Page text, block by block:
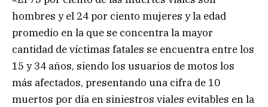
hombres y el 24 por ciento mujeres y la edad
promedio en la que se concentra la mayor
cantidad de víctimas fatales se encuentra entre los
15 y 34 años, siendo los usuarios de motos los
más afectados, presentando una cifra de 10
muertos por día en siniestros viales evitables en la